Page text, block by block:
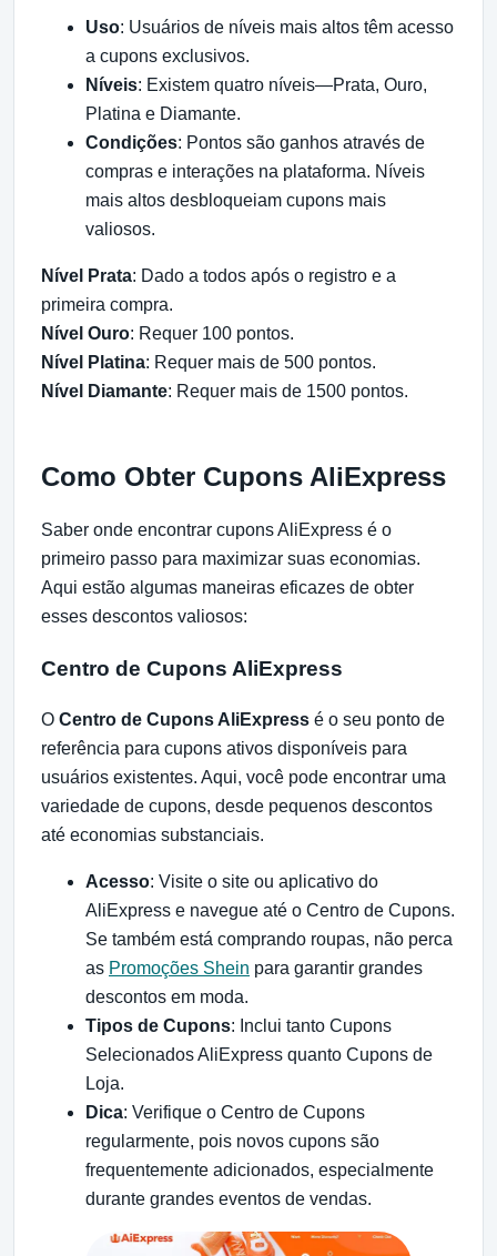
Uso: Usuários de níveis mais altos têm acesso
a cupons exclusivos.
Níveis: Existem quatro níveis—Prata, Ouro,
Platina e Diamante.
Condições: Pontos são ganhos através de
compras e interações na plataforma. Níveis
mais altos desbloqueiam cupons mais
valiosos.
Nível Prata: Dado a todos após o registro e a
primeira compra.
Nível Ouro: Requer 100 pontos.
Nível Platina: Requer mais de 500 pontos.
Nível Diamante: Requer mais de 1500 pontos.
Como Obter Cupons AliExpress
Saber onde encontrar cupons AliExpress é o
primeiro passo para maximizar suas economias.
Aqui estão algumas maneiras eficazes de obter
esses descontos valiosos:
Centro de Cupons AliExpress
O Centro de Cupons AliExpress é o seu ponto de
referência para cupons ativos disponíveis para
usuários existentes. Aqui, você pode encontrar uma
variedade de cupons, desde pequenos descontos
até economias substanciais.
Acesso: Visite o site ou aplicativo do
AliExpress e navegue até o Centro de Cupons.
Se também está comprando roupas, não perca
as Promoções Shein para garantir grandes
descontos em moda.
Tipos de Cupons: Inclui tanto Cupons
Selecionados AliExpress quanto Cupons de
Loja.
Dica: Verifique o Centro de Cupons
regularmente, pois novos cupons são
frequentemente adicionados, especialmente
durante grandes eventos de vendas.